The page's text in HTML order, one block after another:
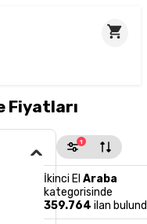
Fiyatları
1
İkinci El Araba
kategorisinde
359.764 ilan